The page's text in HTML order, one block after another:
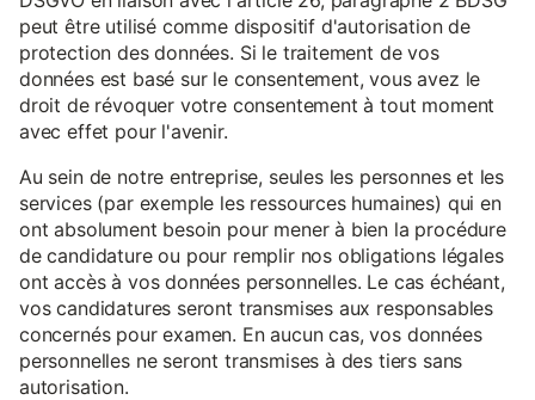
peut être utilisé comme dispositif d'autorisation de
protection des données. Si le traitement de vos
données est basé sur le consentement, vous avez le
droit de révoquer votre consentement à tout moment
avec effet pour l'avenir.
Au sein de notre entreprise, seules les personnes et les
services (par exemple les ressources humaines) qui en
ont absolument besoin pour mener à bien la procédure
de candidature ou pour remplir nos obligations légales
ont accès à vos données personnelles. Le cas échéant,
vos candidatures seront transmises aux responsables
concernés pour examen. En aucun cas, vos données
personnelles ne seront transmises à des tiers sans
autorisation.